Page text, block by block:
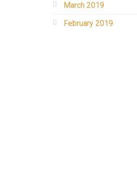
March 2019
February 2019